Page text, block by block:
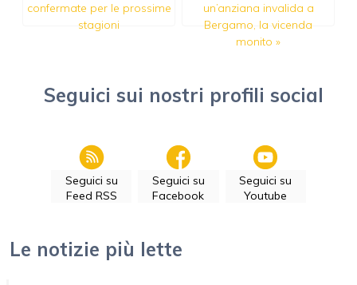
confermate per le prossime
stagioni
un’anziana invalida a
Bergamo, la vicenda
monito »
Seguici sui nostri profili social
Seguici su
Feed RSS
Seguici su
Facebook
Seguici su
Youtube
Le notizie più lette